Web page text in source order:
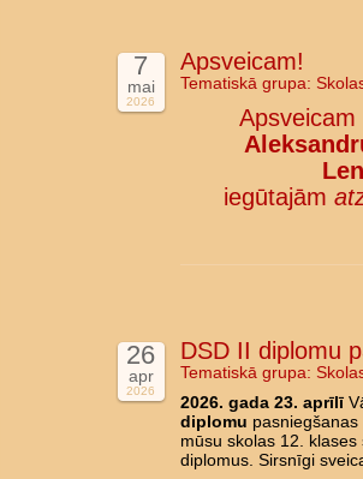
7
mai
2026
Apsveicam!
Tematiskā grupa:
Apsveicam
iegūtajām
26
apr
2026
DSD II diplomu
Tematiskā grupa:
2026. gada 23. aprīlī
diplomu
mūsu skolas 12.
diplomus. Sirsnīgi